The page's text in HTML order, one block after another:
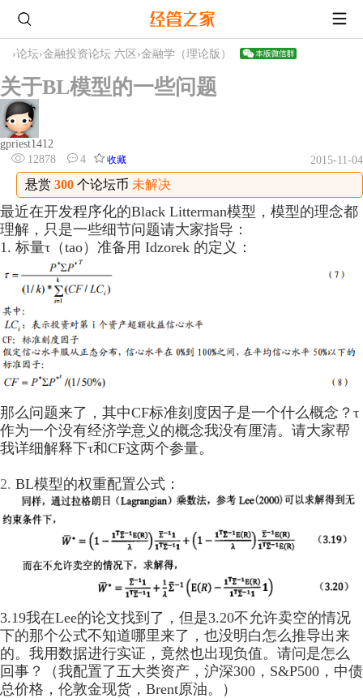
›论坛›金融投资论坛 六区 ›金融学（理论版）
关于BL模型的一些问题
gpriest1412
12878
4 收藏 2015-11-04
悬赏 300 个论坛币 未解决
最近在开发程序化的Black Litterman模型，模型的理念都
理解，只是一些细节问题请大家指导：
1. 标量τ（tao）准备用 Idzorek 的定义：
那么问题来了，其中CF标准刻度因子是一个什么概念？τ
作为一个没有经济学意义的概念我没有厘清。请大家帮
我详细解释下τ和CF这两个参量。
2. BL模型的权重配置公式：
3.19我在Lee的论文找到了，但是3.20不允许卖空的情况
下的那个公式不知道哪里来了，也没明白怎么推导出来
的。我用数据进行实证，竟然也出现负值。请问是怎么
回事？（我配置了五大类资产，沪深300，S&P500，中债
总价格，伦敦金现货，Brent原油。）